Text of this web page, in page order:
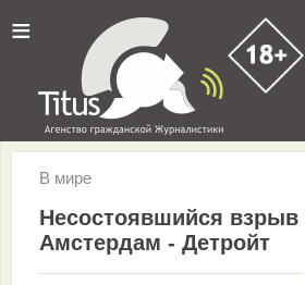
≡
В мире
Несостоявшийся взрыв
Амстердам - Детройт